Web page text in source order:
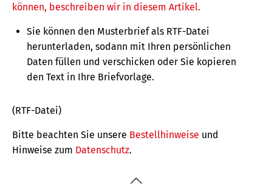
können, beschreiben wir in diesem Artikel.
Sie können den Musterbrief als RTF-Datei
herunterladen, sodann mit Ihren persönlichen
Daten füllen und verschicken oder Sie kopieren
den Text in Ihre Briefvorlage.
(RTF-Datei)
Bitte beachten Sie unsere Bestellhinweise und
Hinweise zum Datenschutz.